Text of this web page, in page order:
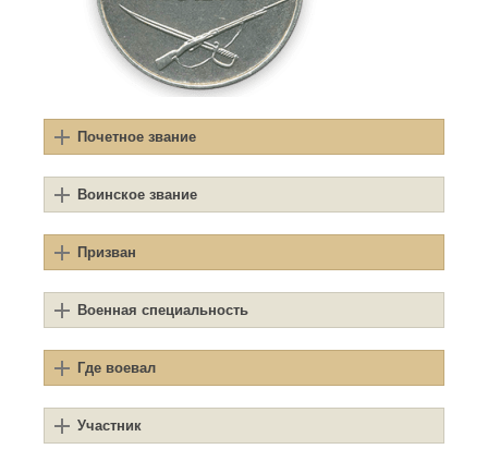
Почетное звание
Воинское звание
Призван
Военная специальность
Где воевал
Участник